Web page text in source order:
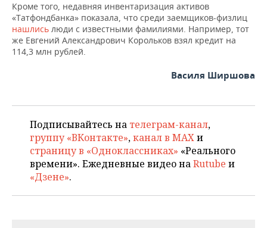
Кроме того, недавняя инвентаризация активов
«Татфондбанка» показала, что среди заемщиков-физлиц
нашлись люди с известными фамилиями. Например, тот
же Евгений Александрович Корольков взял кредит на
114,3 млн рублей.
Василя Ширшова
Подписывайтесь на телеграм-канал,
группу «ВКонтакте»,канал в MAXи
страницу в «Одноклассниках» «Реального
времени». Ежедневные видео наRutube и
«Дзене».